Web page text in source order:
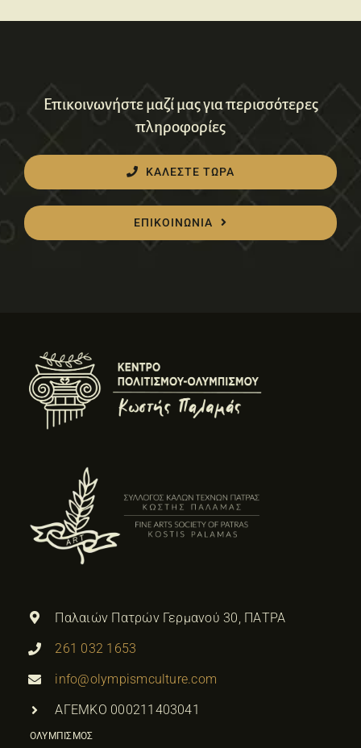
Επικοινωνήστε μαζί μας για περισσότερες
πληροφορίες
ΚΑΛΕΣΤΕ ΤΩΡΑ
ΕΠΙΚΟΙΝΩΝΙΑ
Παλαιών Πατρών Γερμανού 30, ΠΑΤΡΑ
261 032 1653
info@olympismculture.com
ΑΓΕΜΚΟ 000211403041
ΟΛΥΜΠΙΣΜΟΣ